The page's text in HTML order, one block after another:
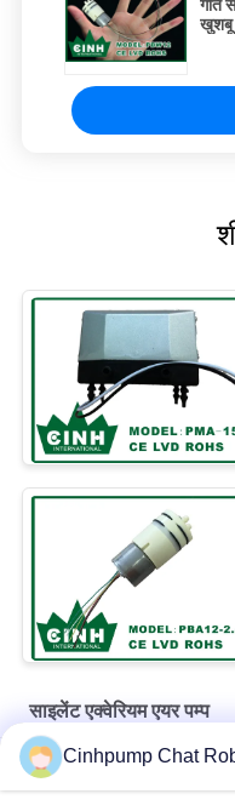
गति
खुशबू
साइलेंट एक्वेरियम एयर पम्प
30kpa 15L / M साइलेंट
Cinhpump Chat